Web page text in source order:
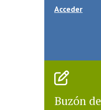
Acceder
Buzón